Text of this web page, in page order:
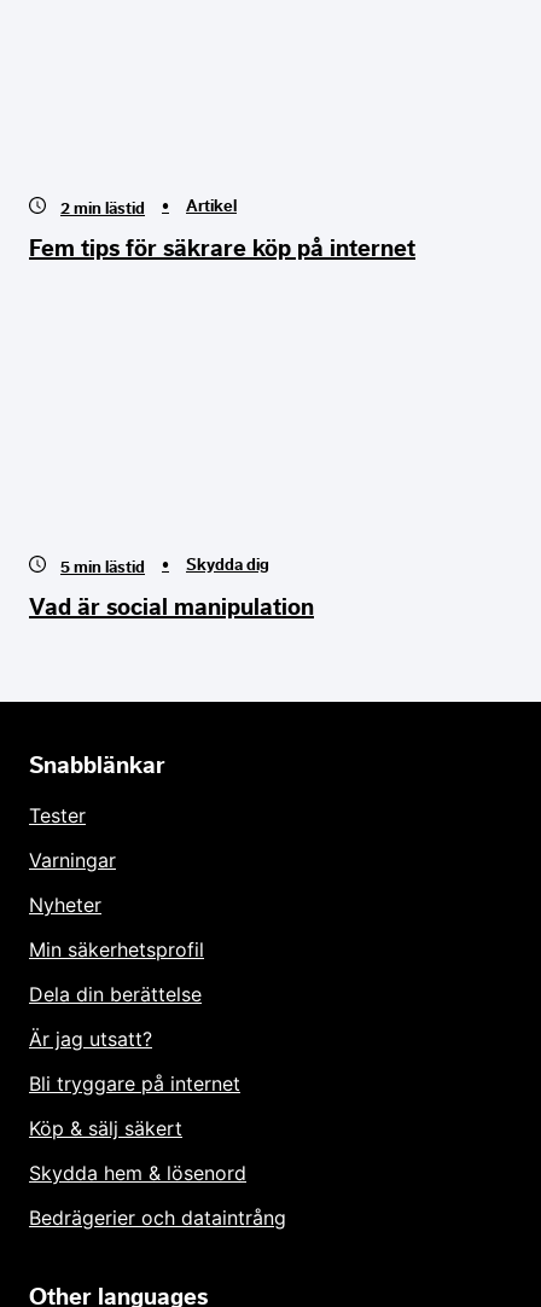
2 min lästid • Artikel
Fem tips för säkrare köp på internet
5 min lästid • Skydda dig
Vad är social manipulation
Snabblänkar
Tester
Varningar
Nyheter
Min säkerhetsprofil
Dela din berättelse
Är jag utsatt?
Bli tryggare på internet
Köp & sälj säkert
Skydda hem & lösenord
Bedrägerier och dataintrång
Other languages